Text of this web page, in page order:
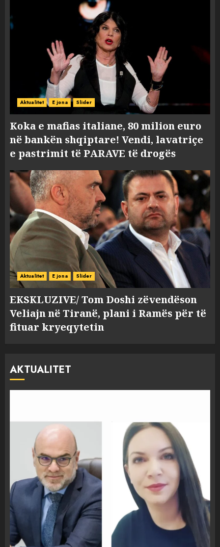
Aktualitet E jona Slider
Koka e mafias italiane, 80 milion euro
në bankën shqiptare! Vendi, lavatriçe
e pastrimit të PARAVE të drogës
Aktualitet E jona Slider
EKSKLUZIVE/ Tom Doshi zëvendëson
Veliajn në Tiranë, plani i Ramës për të
fituar kryeqytetin
AKTUALITET